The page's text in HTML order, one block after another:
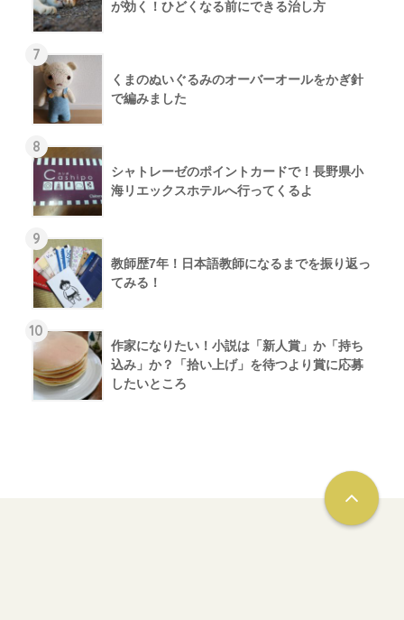
が効く！ひどくなる前にできる治し方
7
くまのぬいぐるみのオーバーオールをかぎ針
で編みました
8
シャトレーゼのポイントカードで！長野県小
海リエックスホテルへ行ってくるよ
9
教師歴7年！日本語教師になるまでを振り返っ
てみる！
10
作家になりたい！小説は「新人賞」か「持ち
込み」か？「拾い上げ」を待つより賞に応募
したいところ